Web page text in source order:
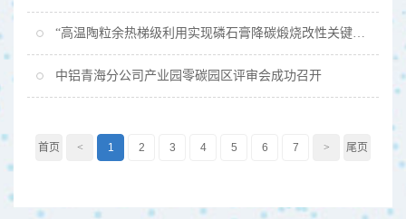
“高温陶粒余热梯级利用实现磷石膏降碳煅烧改性关键技术及系统装备”达国际领先水平
中铝青海分公司产业园零碳园区评审会成功召开
首页 < 1 2 3 4 5 6 7 > 尾页